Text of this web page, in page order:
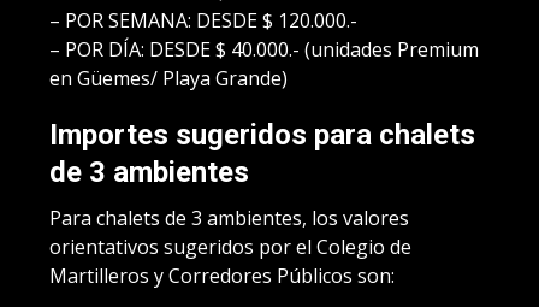
– POR SEMANA: DESDE $ 120.000.-
– POR DÍA: DESDE $ 40.000.- (unidades Premium
en Güemes/ Playa Grande)
Importes sugeridos para chalets
de 3 ambientes
Para chalets de 3 ambientes, los valores
orientativos sugeridos por el Colegio de
Martilleros y Corredores Públicos son: